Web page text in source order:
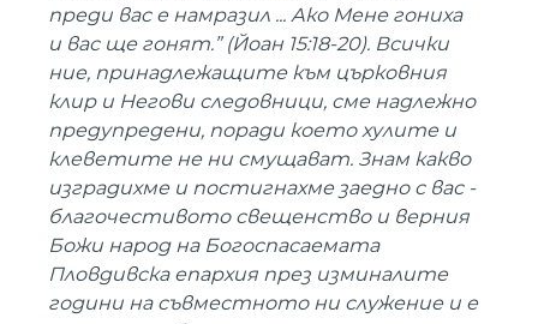
преди вас е намразил ... Ако Мене гониха
и вас ще гонят.” (Йоан 15:18-20). Всички
ние, принадлежащите към църковния
клир и Негови следовници, сме надлежно
предупредени, поради което хулите и
клеветите не ни смущават. Знам какво
изградихме и постигнахме заедно с вас -
благочестивото свещенство и верния
Божи народ на Богоспасаемата
Пловдивска епархия през изминалите
години на съвместното ни служение и е